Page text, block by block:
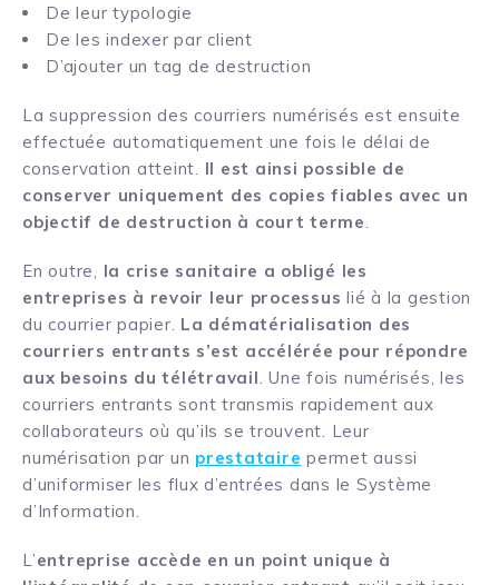
De leur typologie
De les indexer par client
D’ajouter un tag de destruction
La suppression des courriers numérisés est ensuite
effectuée automatiquement une fois le délai de
conservation atteint. Il est ainsi possible de
conserver uniquement des copies fiables avec un
objectif de destruction à court terme.
En outre, la crise sanitaire a obligé les
entreprises à revoir leur processus lié à la gestion
du courrier papier. La dématérialisation des
courriers entrants s’est accélérée pour répondre
aux besoins du télétravail. Une fois numérisés, les
courriers entrants sont transmis rapidement aux
collaborateurs où qu’ils se trouvent. Leur
numérisation par un prestataire permet aussi
d’uniformiser les flux d’entrées dans le Système
d’Information.
L’entreprise accède en un point unique à